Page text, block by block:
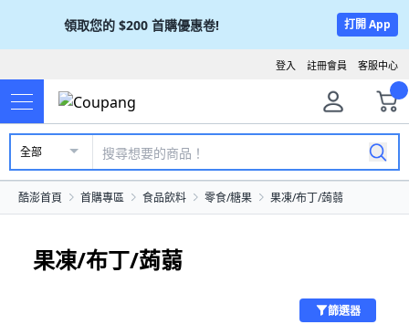
領取您的 $200 首購優惠卷! 打開 App
客服中心
註冊會員
登入
全部
酷澎首頁 首購專區 食品飲料 零食/糖果 果凍/布丁/蒟蒻
果凍/布丁/蒟蒻
篩選器